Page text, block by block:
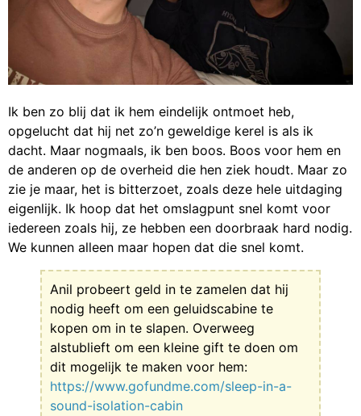
Ik ben zo blij dat ik hem eindelijk ontmoet heb,
opgelucht dat hij net zo’n geweldige kerel is als ik
dacht. Maar nogmaals, ik ben boos. Boos voor hem en
de anderen op de overheid die hen ziek houdt. Maar zo
zie je maar, het is bitterzoet, zoals deze hele uitdaging
eigenlijk. Ik hoop dat het omslagpunt snel komt voor
iedereen zoals hij, ze hebben een doorbraak hard nodig.
We kunnen alleen maar hopen dat die snel komt.
Anil probeert geld in te zamelen dat hij
nodig heeft om een geluidscabine te
kopen om in te slapen. Overweeg
alstublieft om een kleine gift te doen om
dit mogelijk te maken voor hem:
https://www.gofundme.com/sleep-in-a-
sound-isolation-cabin